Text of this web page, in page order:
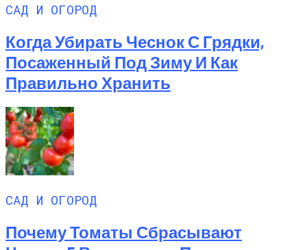
САД И ОГОРОД
Когда Убирать Чеснок С Грядки,
Посаженный Под Зиму И Как
Правильно Хранить
САД И ОГОРОД
Почему Томаты Сбрасывают